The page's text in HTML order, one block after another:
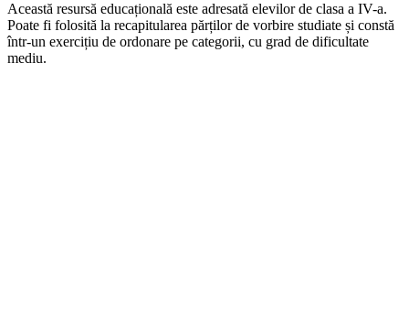
Această resursă educațională este adresată elevilor de clasa a IV-a.
Poate fi folosită la recapitularea părților de vorbire studiate și constă
într-un exercițiu de ordonare pe categorii, cu grad de dificultate
mediu.